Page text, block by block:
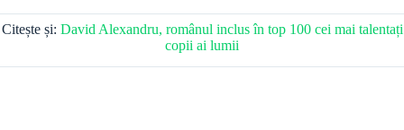
Citește și: David Alexandru, românul inclus în top 100 cei mai talentați
copii ai lumii